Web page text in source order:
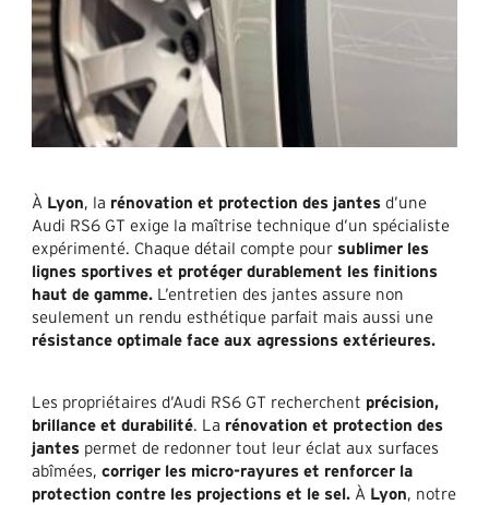
À Lyon, la rénovation et protection des jantes d’une
Audi RS6 GT exige la maîtrise technique d’un spécialiste
expérimenté. Chaque détail compte pour sublimer les
lignes sportives et protéger durablement les finitions
haut de gamme. L’entretien des jantes assure non
seulement un rendu esthétique parfait mais aussi une
résistance optimale face aux agressions extérieures.
Les propriétaires d’Audi RS6 GT recherchent précision,
brillance et durabilité. La rénovation et protection des
jantes permet de redonner tout leur éclat aux surfaces
abîmées,corriger les micro-rayures et renforcer la
protection contre les projections et le sel. À Lyon, notre